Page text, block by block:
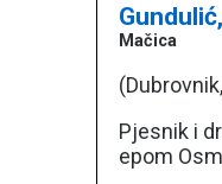
Mačica
Pjesnik i
epom